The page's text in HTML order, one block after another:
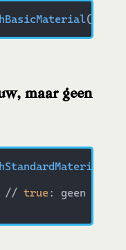
({
maar geen
// true: geen